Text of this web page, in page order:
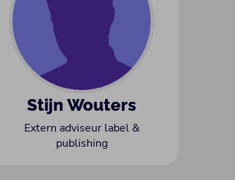
Stijn Wouters
Extern adviseur label &
publishing